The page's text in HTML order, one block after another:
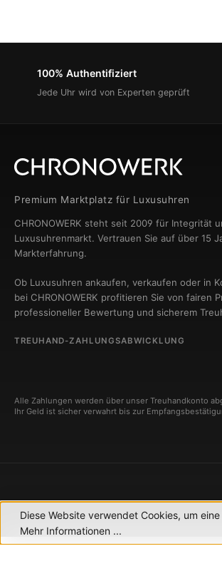
100% Authentifiziert
Jede Uhr wird von Experten geprüft
Premium Marktplatz für Luxusuhren
CHRONOWERK steht seit 2009 für Integrität
Luxusuhrenmarkt. Vertrauen Sie auf über 15
Markterfahrung.
Ob Luxusuhren ankaufen, verkaufen oder in
bei CHRONOWERK profitieren Sie von fairen
professioneller Bewertung und sicherem
TREUHAND-ZAHLUNGSABWICKLUNG
Alle Zahlungen werden über unser Treuhandkonto
Ihr Geld ist sicher verwahrt bis zur
Diese Website verwendet Cookies, um
Mehr Informationen ...